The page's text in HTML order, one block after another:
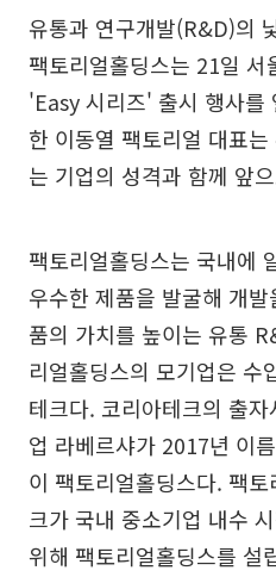
유통과 연구개발(R&D)의
팩토리얼홀딩스는 21일 서
'Easy 시리즈' 출시 행사를
한 이동열 팩토리얼 대표
는 기업의 성격과 함께 앞
팩토리얼홀딩스는 국내에
우수한 제품을 발굴해 개
품의 가치를 높이는 유통
리얼홀딩스의 모기업은 수
테크다. 코리아테크의 출
업 라베르샤가 2017년 이
이 팩토리얼홀딩스다. 팩
크가 국내 중소기업 내수
위해 팩토리얼홀딩스를 설